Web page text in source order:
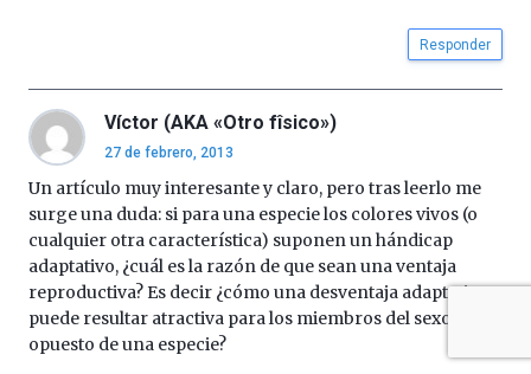
Responder
Víctor (AKA «Otro fîsico»)
27 de febrero, 2013
Un artículo muy interesante y claro, pero tras leerlo me
surge una duda: si para una especie los colores vivos (o
cualquier otra característica) suponen un hándicap
adaptativo, ¿cuál es la razón de que sean una ventaja
reproductiva? Es decir ¿cómo una desventaja adaptativa
puede resultar atractiva para los miembros del sexo
opuesto de una especie?